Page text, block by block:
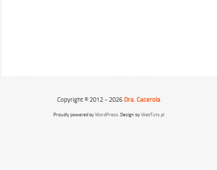
Copyright © 2012 - 2026 Dra. Cacerola
Proudly powered byWordPress. Design byWebTuts.pl